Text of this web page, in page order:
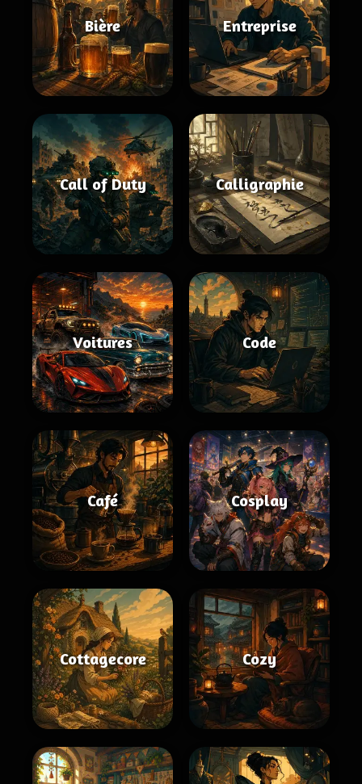
Bière Entreprise
Call of Duty Calligraphie
Voitures Code
Café Cosplay
Cottagecore Cozy